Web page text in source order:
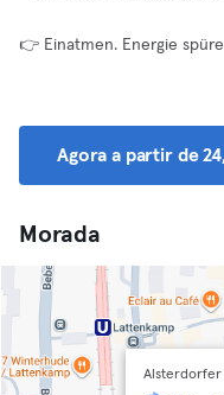
👉 Einatmen. Energie
Agora a partir de
Morada
Alsterdorfer